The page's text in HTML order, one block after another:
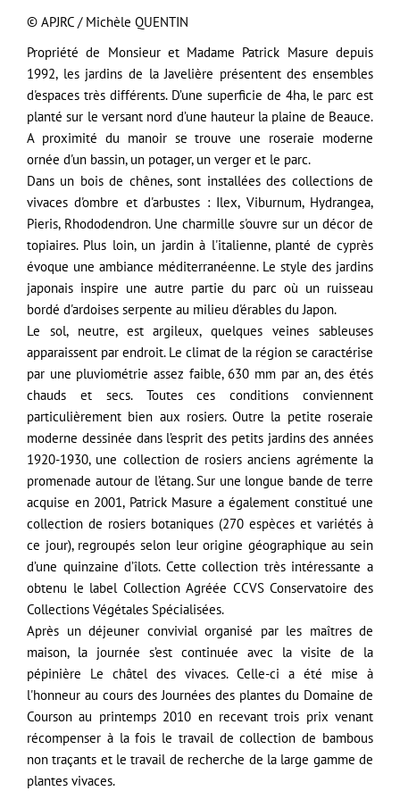
© APJRC / Michèle QUENTIN
Propriété de Monsieur et Madame Patrick Masure depuis
1992, les jardins de la Javelière présentent des ensembles
d'espaces très différents. D’une superficie de 4ha, le parc est
planté sur le versant nord d’une hauteur la plaine de Beauce.
A proximité du manoir se trouve une roseraie moderne
ornée d'un bassin, un potager, un verger et le parc.
Dans un bois de chênes, sont installées des collections de
vivaces d'ombre et d'arbustes : Ilex, Viburnum, Hydrangea,
Pieris, Rhododendron. Une charmille s'ouvre sur un décor de
topiaires. Plus loin, un jardin à l'italienne, planté de cyprès
évoque une ambiance méditerranéenne. Le style des jardins
japonais inspire une autre partie du parc où un ruisseau
bordé d'ardoises serpente au milieu d'érables du Japon.
Le sol, neutre, est argileux, quelques veines sableuses
apparaissent par endroit. Le climat de la région se caractérise
par une pluviométrie assez faible, 630 mm par an, des étés
chauds et secs. Toutes ces conditions conviennent
particulièrement bien aux rosiers. Outre la petite roseraie
moderne dessinée dans l’esprit des petits jardins des années
1920-1930, une collection de rosiers anciens agrémente la
promenade autour de l’étang. Sur une longue bande de terre
acquise en 2001, Patrick Masure a également constitué une
collection de rosiers botaniques (270 espèces et variétés à
ce jour), regroupés selon leur origine géographique au sein
d’une quinzaine d’îlots. Cette collection très intéressante a
obtenu le label Collection Agréée CCVS Conservatoire des
Collections Végétales Spécialisées.
Après un déjeuner convivial organisé par les maîtres de
maison, la journée s’est continuée avec la visite de la
pépinière Le châtel des vivaces. Celle-ci a été mise à
l'honneur au cours des Journées des plantes du Domaine de
Courson au printemps 2010 en recevant trois prix venant
récompenser à la fois le travail de collection de bambous
non traçants et le travail de recherche de la large gamme de
plantes vivaces.